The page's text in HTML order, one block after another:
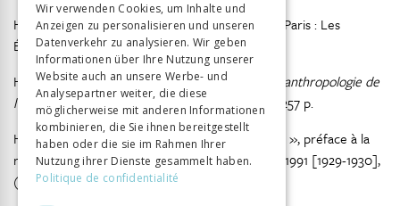
Heinich Nathalie,Ce que l’art fait à la sociologie,
Paris : Les
Éditions de Minuit, 1998, 90 p.
Heinich Nathalie, La Gloire de Van Gogh. Essai d’anthropologie de
l’admiration,Paris : Les Éditions de Minuit, 1991, 257 p.
Hollier Denis, « La valeur d’usage de l’impossible », préface à la
réimp. deDocuments,Paris : Jean-Michel Place, 1991 [1929-1930],
(2 vol., 396 p., 440 p.), p. 7-24.
ITALIAN
Wir verwenden Cookies, um Inhalte und
Anzeigen zu personalisieren und unseren
Datenverkehr zu analysieren. Wir geben
Informationen über Ihre Nutzung unserer
Website auch an unsere Werbe- und
Analysepartner weiter, die diese
möglicherweise mit anderen Informationen
kombinieren, die Sie ihnen bereitgestellt
haben oder die sie im Rahmen Ihrer
Nutzung ihrer Dienste gesammelt haben.
Politique de confidentialité